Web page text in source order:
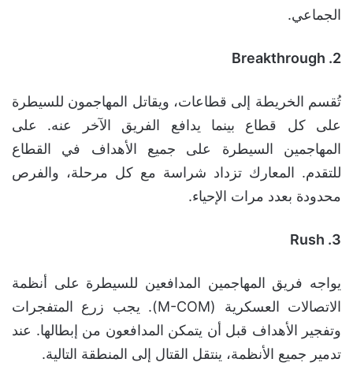
الجماعي.
2. Breakthrough
تُقسم الخريطة إلى قطاعات، ويقاتل المهاجمون للسيطرة
على كل قطاع بينما يدافع الفريق الآخر عنه. على
المهاجمين السيطرة على جميع الأهداف في القطاع
للتقدم. المعارك تزداد شراسة مع كل مرحلة، والفرص
محدودة بعدد مرات الإحياء.
3. Rush
يواجه فريق المهاجمين المدافعين للسيطرة على أنظمة
الاتصالات العسكرية (M-COM). يجب زرع المتفجرات
وتفجير الأهداف قبل أن يتمكن المدافعون من إبطالها. عند
تدمير جميع الأنظمة، ينتقل القتال إلى المنطقة التالية.